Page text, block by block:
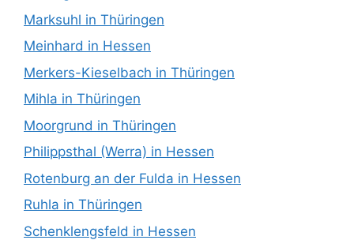
Marksuhl in Thüringen
Meinhard in Hessen
Merkers-Kieselbach in Thüringen
Mihla in Thüringen
Moorgrund in Thüringen
Philippsthal (Werra) in Hessen
Rotenburg an der Fulda in Hessen
Ruhla in Thüringen
Schenklengsfeld in Hessen